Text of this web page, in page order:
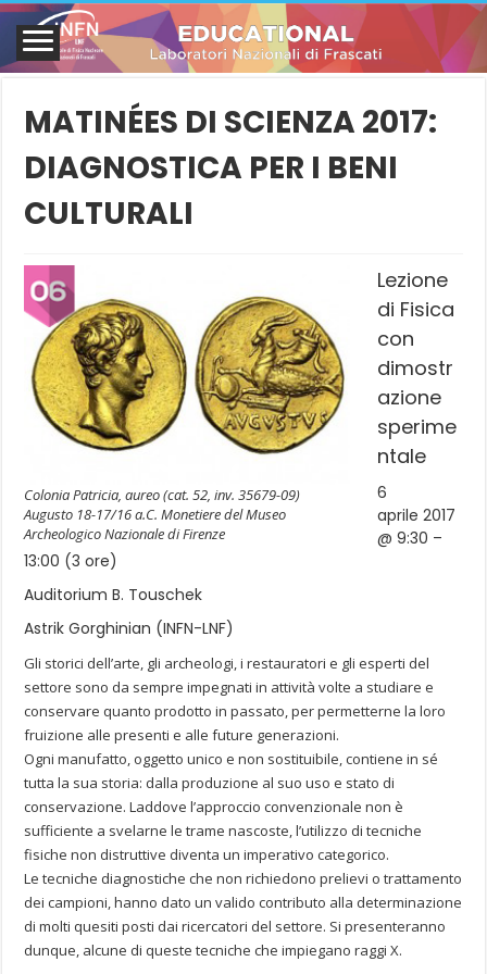
MATINÉES DI SCIENZA 2017:
DIAGNOSTICA PER I BENI
CULTURALI
Colonia Patricia, aureo (cat. 52, inv. 35679-09)
Augusto 18-17/16 a.C. Monetiere del Museo
Archeologico Nazionale di Firenze
Lezione
di Fisica
con
dimostr
azione
sperime
ntale
6
aprile 2017
@ 9:30 –
13:00 (3 ore)
Auditorium B. Touschek
Astrik Gorghinian (INFN-LNF)
Gli storici dell’arte, gli archeologi, i restauratori e gli esperti del
settore sono da sempre impegnati in attività volte a studiare e
conservare quanto prodotto in passato, per permetterne la loro
fruizione alle presenti e alle future generazioni.
Ogni manufatto, oggetto unico e non sostituibile, contiene in sé
tutta la sua storia: dalla produzione al suo uso e stato di
conservazione. Laddove l’approccio convenzionale non è
sufficiente a svelarne le trame nascoste, l’utilizzo di tecniche
fisiche non distruttive diventa un imperativo categorico.
Le tecniche diagnostiche che non richiedono prelievi o trattamento
dei campioni, hanno dato un valido contributo alla determinazione
di molti quesiti posti dai ricercatori del settore. Si presenteranno
dunque, alcune di queste tecniche che impiegano raggi X.